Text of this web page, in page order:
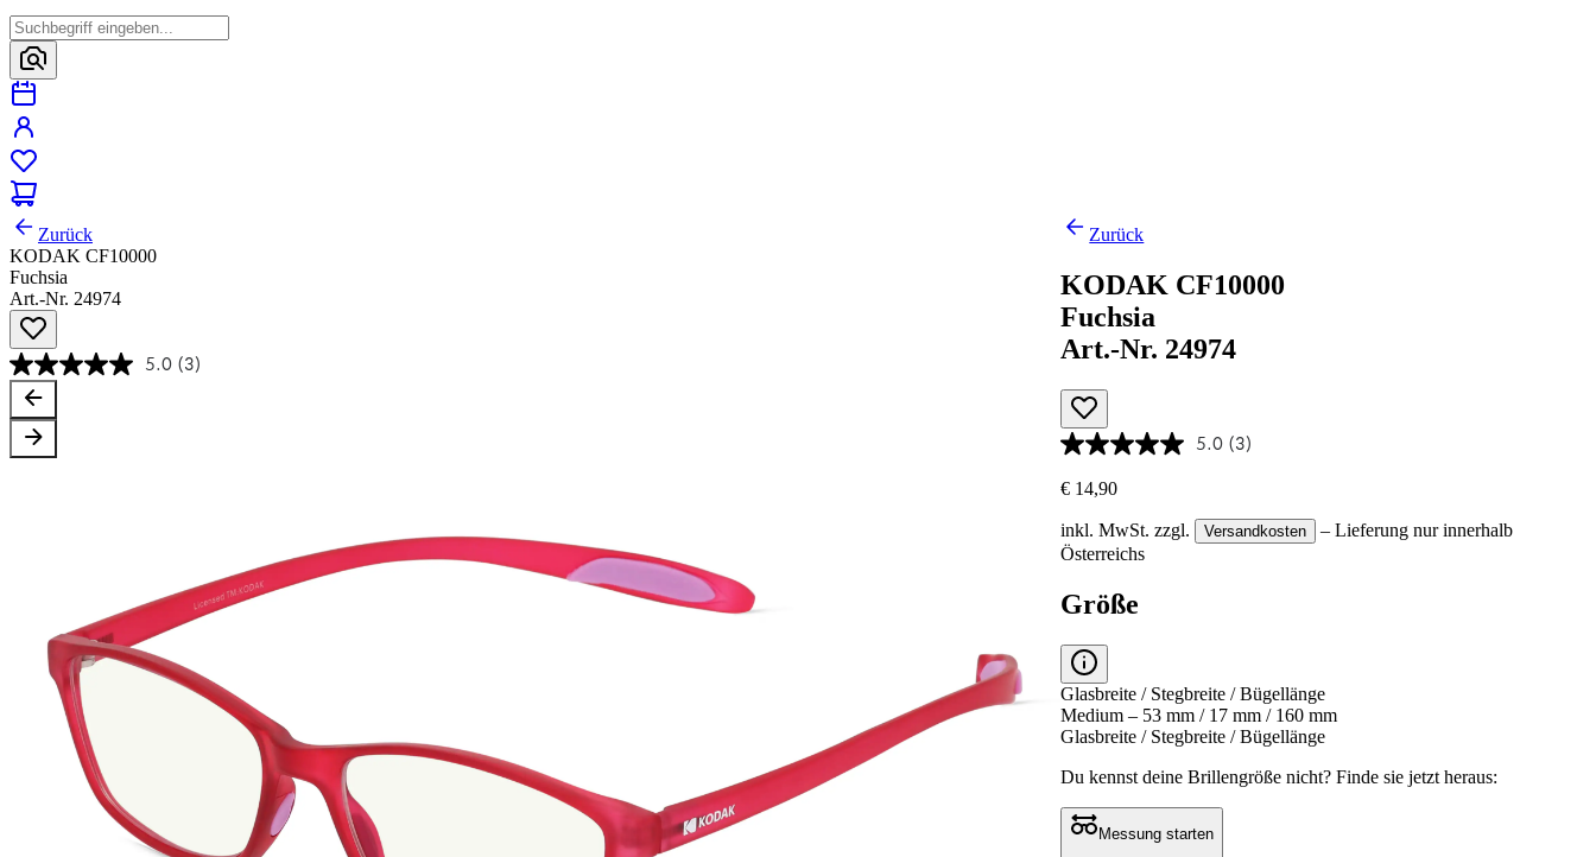
Zurück
KODAK CF10000
Fuchsia
Art.-Nr. 24974
5.0 (3)
Zurück
KODAK CF10000
Fuchsia
Art.-Nr. 24974
5.0 (3)
€ 14,90
inkl. MwSt.zzgl. Versandkosten
– Lieferung nur innerhalb
Österreichs
Größe
Glasbreite / Stegbreite / Bügellänge
Medium – 53 mm / 17 mm / 160 mm
Glasbreite / Stegbreite / Bügellänge
Du kennst deine Brillengröße nicht?Finde sie jetzt heraus:
Messung starten